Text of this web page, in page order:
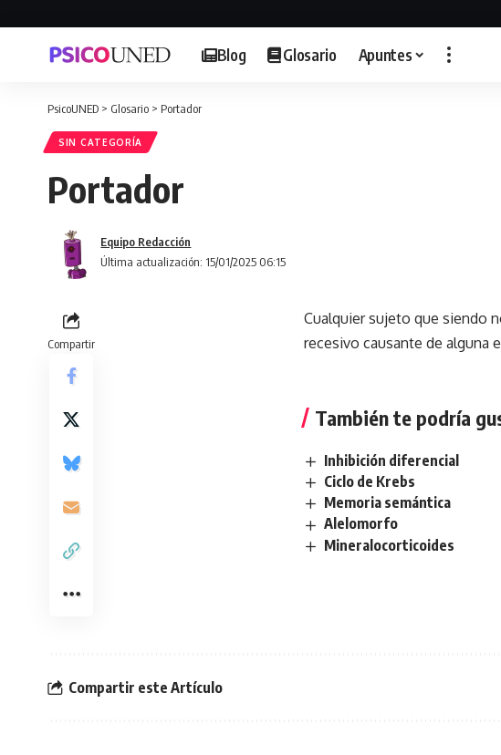
Blog Glosario Apuntes
PsicoUNED > Glosario > Portador
SIN CATEGORÍA
Portador
Última actualización: 15/01/2025 06:15
Equipo Redacción
Compartir
Cualquier sujeto que siendo
recesivo causante de alguna
También te podría
Inhibición diferencial
Ciclo de Krebs
Memoria semántica
Alelomorfo
Mineralocorticoides
Compartir este Artículo